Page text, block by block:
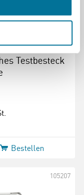
Testbesteck
Bestellen
105207